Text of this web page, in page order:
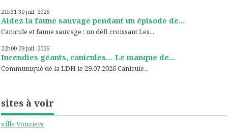
21h31 30 juil. 2026
Aidez la faune sauvage pendant un épisode de...
Canicule et faune sauvage : un défi croissant Les...
22h00 29 juil. 2026
Incendies géants, canicules… Le manque de...
Communiqué de la LDH le 29.07.2026 Canicule...
sites à voir
ville Vouziers